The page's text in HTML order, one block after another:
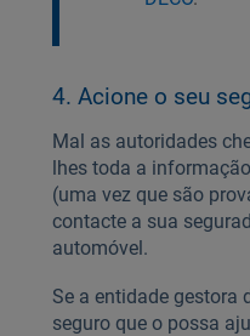
4. Acione o seu
Mal as autoridades
lhes toda a
(uma vez que são
contacte a sua
automóvel.
Se a entidade gestora
seguro que o possa